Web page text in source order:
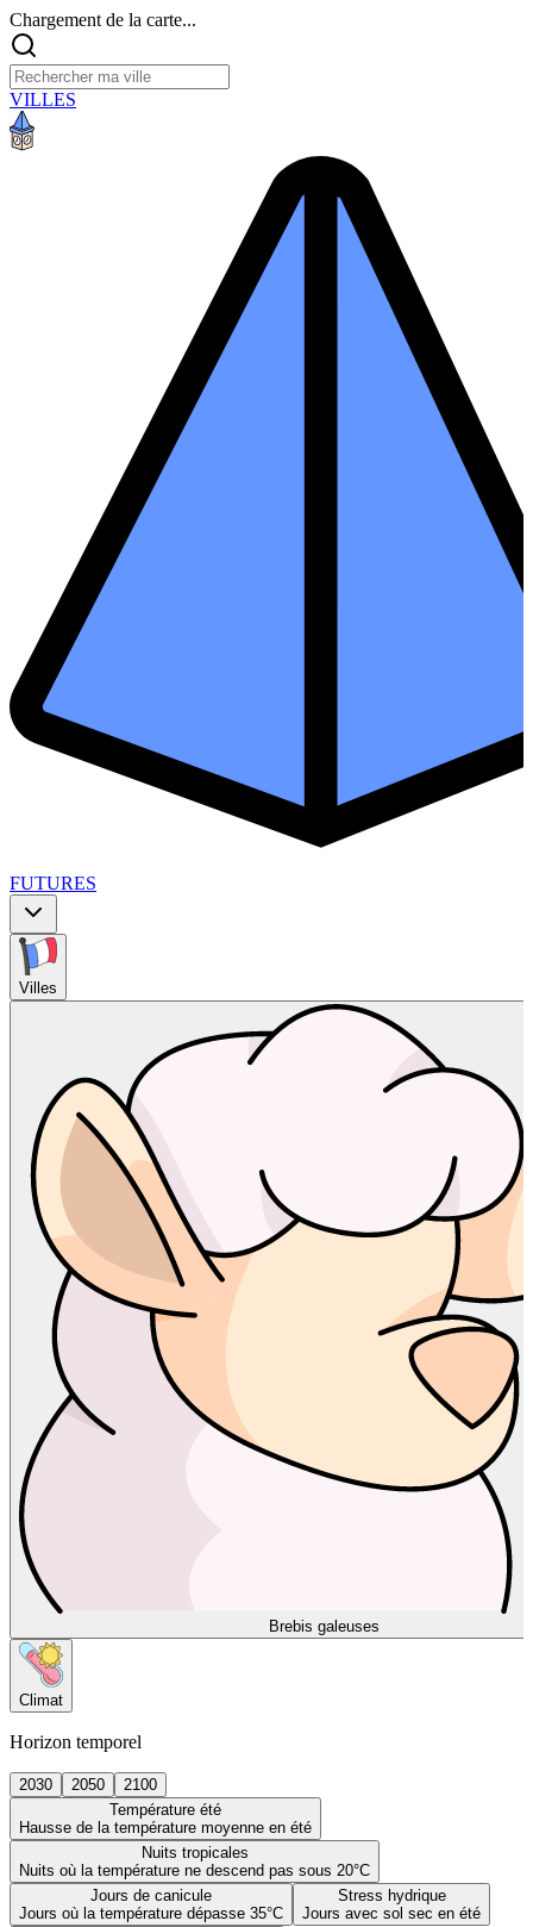
Chargement de la carte...
VILLES
FUTURES
Villes
Brebis galeuses
Climat
Horizon temporel
2030 2050
2100
Température été
Hausse de la température moyenne en été
Nuits tropicales
Nuits où la température ne descend pas sous 20°C
Jours de canicule
Jours où la température dépasse 35°C
Stress hydrique
Jours avec sol sec en été